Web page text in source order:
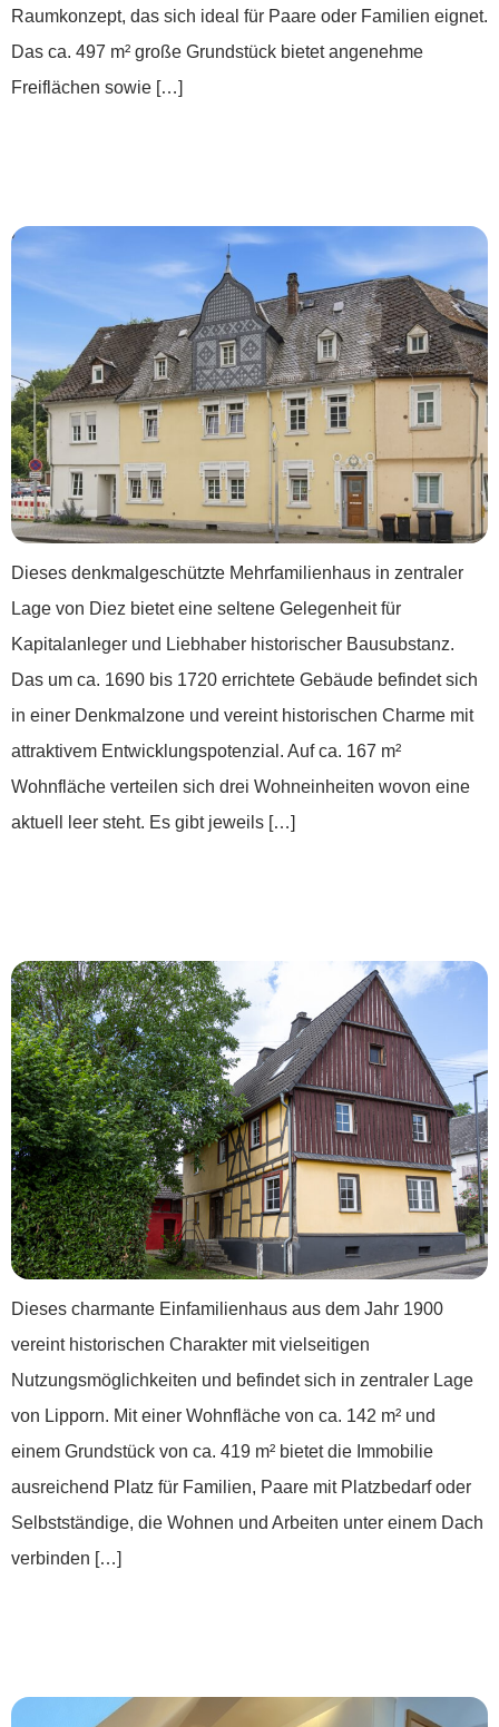
Raumkonzept, das sich ideal für Paare oder Familien eignet.
Das ca. 497 m² große Grundstück bietet angenehme
Freiflächen sowie […]
Dieses denkmalgeschützte Mehrfamilienhaus in zentraler
Lage von Diez bietet eine seltene Gelegenheit für
Kapitalanleger und Liebhaber historischer Bausubstanz.
Das um ca. 1690 bis 1720 errichtete Gebäude befindet sich
in einer Denkmalzone und vereint historischen Charme mit
attraktivem Entwicklungspotenzial. Auf ca. 167 m²
Wohnfläche verteilen sich drei Wohneinheiten wovon eine
aktuell leer steht. Es gibt jeweils […]
Dieses charmante Einfamilienhaus aus dem Jahr 1900
vereint historischen Charakter mit vielseitigen
Nutzungsmöglichkeiten und befindet sich in zentraler Lage
von Lipporn. Mit einer Wohnfläche von ca. 142 m² und
einem Grundstück von ca. 419 m² bietet die Immobilie
ausreichend Platz für Familien, Paare mit Platzbedarf oder
Selbstständige, die Wohnen und Arbeiten unter einem Dach
verbinden […]